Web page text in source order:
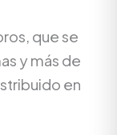
que se
y más de
en